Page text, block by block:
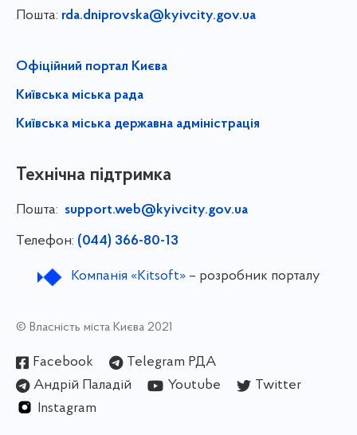
Пошта: rda.dniprovska@kyivcity.gov.ua
Офіційний портал Києва
Київська міська рада
Київська міська державна адміністрація
Технічна підтримка
Пошта: support.web@kyivcity.gov.ua
Телефон: (044) 366-80-13
Компанія «Kitsoft»– розробник порталу
© Власність міста Києва 2021
Facebook
Telegram РДА
Андрій Паладій
Youtube
Twitter
Instagram